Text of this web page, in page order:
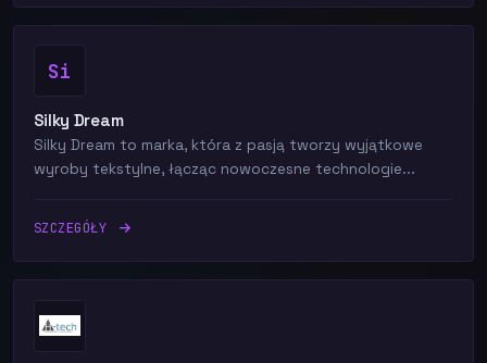
Si
Silky Dream
Silky Dream to marka, która z pasją tworzy wyjątkowe
wyroby tekstylne, łącząc nowoczesne technologie...
SZCZEGÓŁY